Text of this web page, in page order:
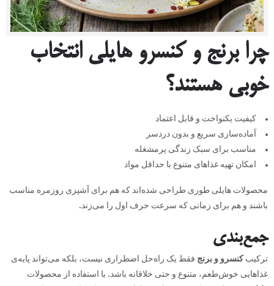
چرا برنج و کنسرو هایلی انتخاب
خوبی هستند؟
کیفیت یکنواخت و قابل اعتماد
آماده‌سازی سریع و بدون دردسر
مناسب برای سبک زندگی پرمشغله
امکان تهیه غذاهای متنوع با حداقل مواد
محصولات هایلی طوری طراحی شده‌اند که هم برای آشپزی روزمره مناسب
باشند و هم برای زمانی که سرعت حرف اول را می‌زند.
جمع‌بندی
ترکیب کنسرو و برنج فقط یک راه‌حل اضطراری نیست، بلکه می‌تواند پایه‌ی
غذاهایی خوش‌طعم، متنوع و حتی خلاقانه باشد. با استفاده از محصولات